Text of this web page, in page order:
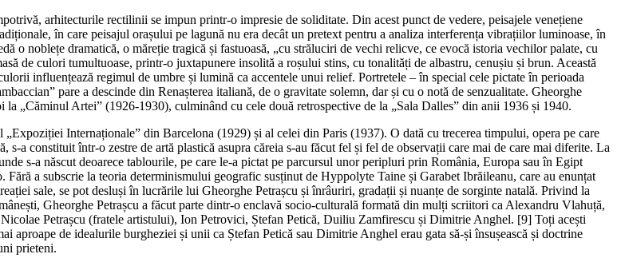
arhitecturile rectilinii se impun printr-o impresie de soliditate. Din acest punct de vedere, peisajele venețiene
în care peisajul orașului pe lagună nu era decât un pretext pentru a analiza interferența vibrațiilor luminoase, în
o noblețe dramatică, o măreție tragică și fastuoasă, „cu străluciri de vechi relicve, ce evocă istoria vechilor palate, cu
de culori tumultuoase, printr-o juxtapunere insolită a roșului stins, cu tonalități de albastru, cenușiu și brun. Această
influențează regimul de umbre și lumină ca accentele unui relief. Portretele – în special cele pictate în perioada
pare a descinde din Renașterea italiană, de o gravitate solemn, dar și cu o notă de senzualitate. Gheorghe
„Căminul Artei” (1926-1930), culminând cu cele două retrospective de la „Sala Dalles” din anii 1936 și 1940.
Internaționale” din Barcelona (1929) și al celei din Paris (1937). O dată cu trecerea timpului, opera pe care
a constituit într-o zestre de artă plastică asupra căreia s-au făcut fel și fel de observații care mai de care mai diferite. La
s-a născut deoarece tablourile, pe care le-a pictat pe parcursul unor peripluri prin România, Europa sau în Egipt
a subscrie la teoria determinismului geografic susținut de Hyppolyte Taine și Garabet Ibrăileanu, care au enunțat
sale, se pot desluși în lucrările lui Gheorghe Petrașcu și înrâuriri, gradații și nuanțe de sorginte natală. Privind la
Gheorghe Petrașcu a făcut parte dintr-o enclavă socio-culturală formată din mulți scriitori ca Alexandru Vlahuță,
Petrașcu (fratele artistului), Ion Petrovici, Ștefan Petică, Duiliu Zamfirescu și Dimitrie Anghel. [9] Toți acești
aproape de idealurile burgheziei și unii ca Ștefan Petică sau Dimitrie Anghel erau gata să-și însușească și doctrine
prieteni.